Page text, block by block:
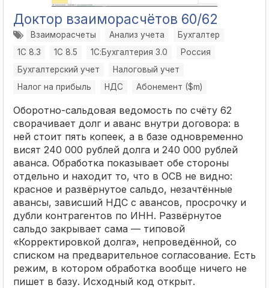
Доктор взаиморасчётов 60/62
Взаиморасчеты Анализ учета
Бухгалтер
1С 8.3
1С 8.5 1С:Бухгалтерия 3.0
Россия
Бухгалтерский учет
Налоговый учет
Налог на прибыль
НДС Абонемент ($m)
Оборотно-сальдовая ведомость по счёту 62
сворачивает долг и аванс внутри договора: в
ней стоит пять копеек, а в базе одновременно
висят 240 000 рублей долга и 240 000 рублей
аванса. Обработка показывает обе стороны
отдельно и находит то, что в ОСВ не видно:
красное и развёрнутое сальдо, незачтённые
авансы, зависший НДС с авансов, просрочку и
дубли контрагентов по ИНН. Развёрнутое
сальдо закрывает сама — типовой
«Корректировкой долга», непроведённой, со
списком на предварительное согласование. Есть
режим, в котором обработка вообще ничего не
пишет в базу. Исходный код открыт.